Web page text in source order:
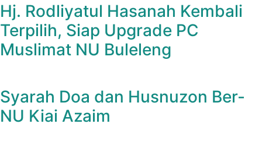
Hj. Rodliyatul Hasanah Kembali
Terpilih, Siap Upgrade PC
Muslimat NU Buleleng
Syarah Doa dan Husnuzon Ber-
NU Kiai Azaim